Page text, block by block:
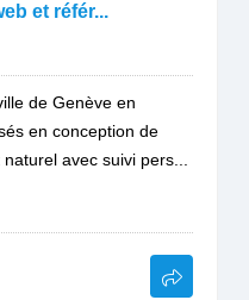
et référ...
de Genève en
en conception de
avec suivi pers...